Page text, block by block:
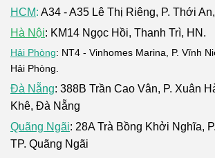
HCM: A34 - A35 Lê Thị Riêng, P. Thới
Hà Nội: KM14 Ngọc Hồi, Thanh Trì, HN.
Hải Phòng: NT4 - Vinhomes Marina, P. Vĩnh
Hải Phòng.
Đà Nẵng: 388B Trần Cao Vân, P. Xuân
Khê, Đà Nẵng
Quãng Ngãi: 28A Trà Bồng Khởi Nghĩa,
TP. Quãng Ngãi